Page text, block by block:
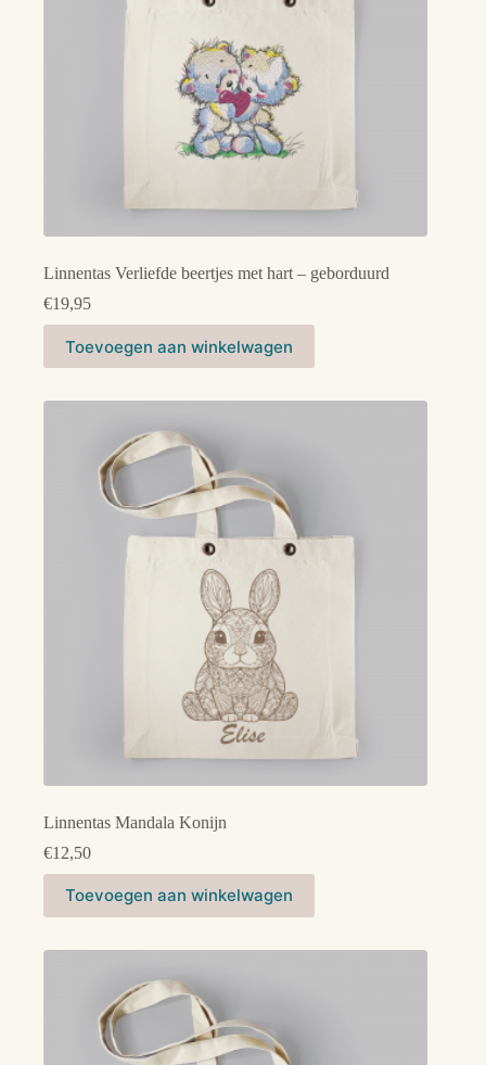
Linnentas Verliefde beertjes met hart – geborduurd
€19,95
Toevoegen aan winkelwagen
Linnentas Mandala Konijn
€12,50
Toevoegen aan winkelwagen